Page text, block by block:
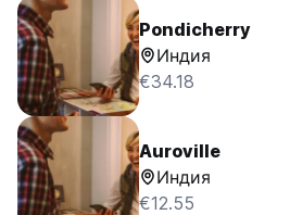
Pondicherry
Индия
€34.18
Auroville
Индия
€12.55